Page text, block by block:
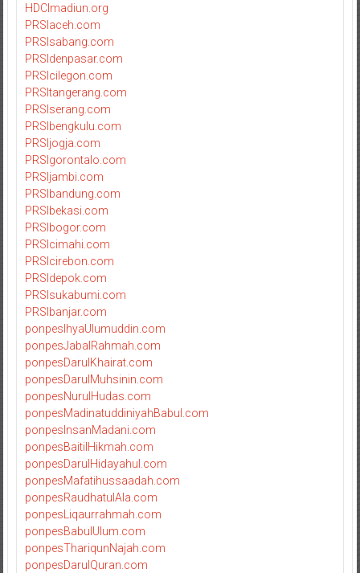
HDCImadiun.org
PRSIaceh.com
PRSIsabang.com
PRSIdenpasar.com
PRSIcilegon.com
PRSItangerang.com
PRSIserang.com
PRSIbengkulu.com
PRSIjogja.com
PRSIgorontalo.com
PRSIjambi.com
PRSIbandung.com
PRSIbekasi.com
PRSIbogor.com
PRSIcimahi.com
PRSIcirebon.com
PRSIdepok.com
PRSIsukabumi.com
PRSIbanjar.com
ponpesIhyaUlumuddin.com
ponpesJabalRahmah.com
ponpesDarulKhairat.com
ponpesDarulMuhsinin.com
ponpesNurulHudas.com
ponpesMadinatuddiniyahBabul.com
ponpesInsanMadani.com
ponpesBaitilHikmah.com
ponpesDarulHidayahul.com
ponpesMafatihussaadah.com
ponpesRaudhatulAla.com
ponpesLiqaurrahmah.com
ponpesBabulUlum.com
ponpesThariqunNajah.com
ponpesDarulQuran.com